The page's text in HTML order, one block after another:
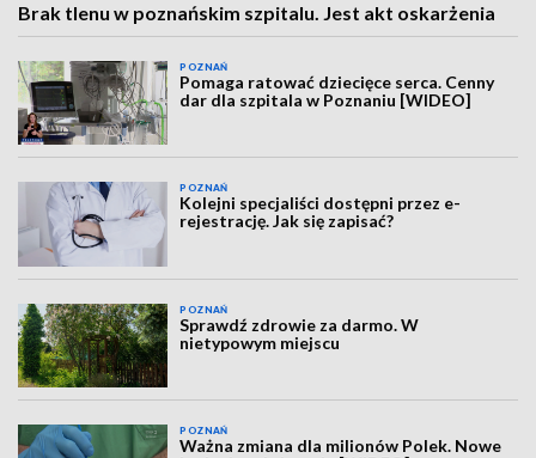
Brak tlenu w poznańskim szpitalu. Jest akt oskarżenia
POZNAŃ
Pomaga ratować dziecięce serca. Cenny
dar dla szpitala w Poznaniu [WIDEO]
POZNAŃ
Kolejni specjaliści dostępni przez e-
rejestrację. Jak się zapisać?
POZNAŃ
Sprawdź zdrowie za darmo. W
nietypowym miejscu
POZNAŃ
Ważna zmiana dla milionów Polek. Nowe